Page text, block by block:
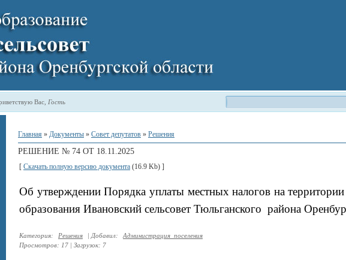
Вас Гость
Главная » Документы » Совет депутатов » Решения
РЕШЕНИЕ № 74 ОТ 18.11.2025
[ Скачать полную версию документа (16.9 Kb) ]
Об утверждении Порядка уплаты местных налогов на
образования Ивановский сельсовет Тюльганского района
Категория: Решения | Добавил:
Администрация_поселения
Просмотров: 17 | Загрузок: 7